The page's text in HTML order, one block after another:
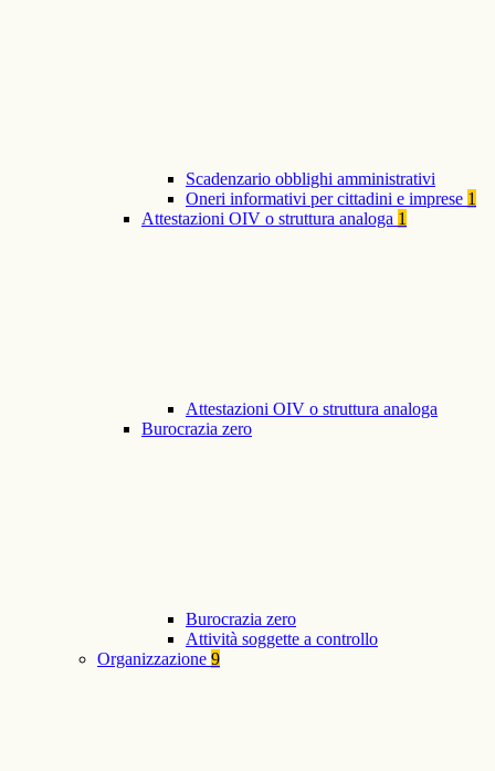
Scadenzario obblighi amministrativi
Oneri informativi per cittadini e imprese 1
Attestazioni OIV o struttura analoga 1
Attestazioni OIV o struttura analoga
Burocrazia zero
Burocrazia zero
Attività soggette a controllo
Organizzazione 9